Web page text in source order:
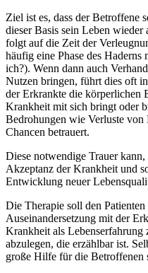
Ziel ist es, dass der Betroffene
dieser Basis sein Leben
folgt auf die Zeit der
häufig eine Phase des
ich?). Wenn dann auch
Nutzen bringen, führt dies oft
der Erkrankte die körperlichen
Krankheit mit sich bringt oder
Bedrohungen wie Verluste
Chancen betrauert.
Diese notwendige Trauer
Akzeptanz der Krankheit und
Entwicklung neuer
Die Therapie soll den
Auseinandersetzung mit der
Krankheit als Lebenserfahrung
abzulegen, die erzählbar ist.
große Hilfe für die Betroffenen